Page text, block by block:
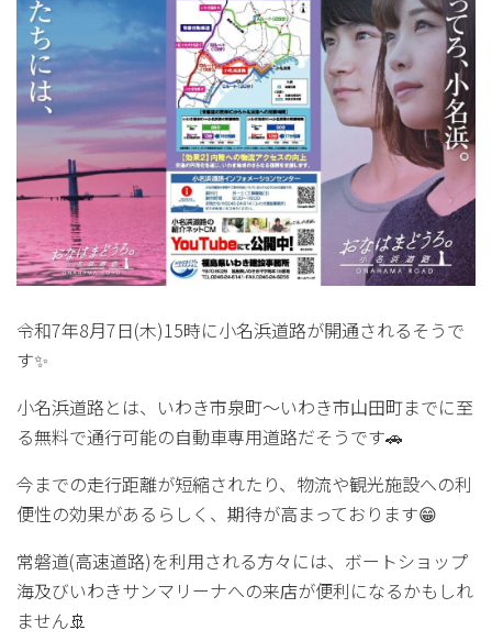
令和7年8月7日(木)15時に小名浜道路が開通されるそうで
す✨
小名浜道路とは、いわき市泉町～いわき市山田町までに至
る無料で通行可能の自動車専用道路だそうです🚗
今までの走行距離が短縮されたり、物流や観光施設への利
便性の効果があるらしく、期待が高まっております😁
常磐道(高速道路)を利用される方々には、ボートショップ
海及びいわきサンマリーナへの来店が便利になるかもしれ
ません🚢